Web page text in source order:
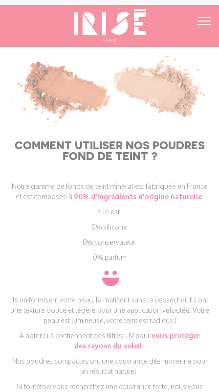
COMMENT UTILISER NOS POUDRES
FOND DE TEINT ?
Notre gamme de fonds de teint minéral est fabriquée en France
et est composée à 90% d'ingrédients d'origine naturelle
Elle est :
0% silicone
0% conservateur
0% parfum
Ils uniformisent votre peau, la matifient sans la dessécher. Ils ont
une texture douce et légère pour une application veloutée. Votre
peau est lumineuse, votre teint est radieux !
A noter ! ils contiennent des filtres UV pourvous protéger
des rayons du soleil
Nos poudres compactes ont une couvrance dite moyenne pour
un résultat naturel.
Si toutefois vous recherchez une couvrance forte, nous vous